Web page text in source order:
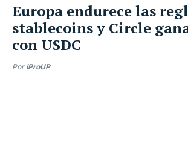
Europa endurece las
stablecoins y Circle
con USDC
Por iProUP